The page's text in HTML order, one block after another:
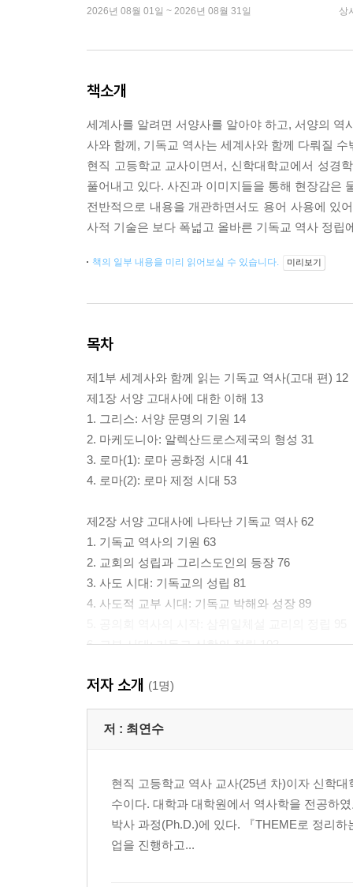
2026년 08월 01일 ~ 2026년 08월 31일 상
책소개
세계사를 알려면 서양사를 알아야 하고, 서양의
사와 함께, 기독교 역사는 세계사와 함께 다뤄질
현직 고등학교 교사이면서, 신학대학교에서 성경
풀어내고 있다. 사진과 이미지들을 통해 현장감은
전반적으로 내용을 개관하면서도 용어 사용에 있
사적 기술은 보다 폭넓고 올바른 기독교 역사 정립
책의 일부 내용을 미리 읽어보실 수 있습니다. 미리보기
목차
제1부 세계사와 함께 읽는 기독교 역사(고대 편) 12
제1장 서양 고대사에 대한 이해 13
1. 그리스: 서양 문명의 기원 14
2. 마케도니아: 알렉산드로스제국의 형성 31
3. 로마(1): 로마 공화정 시대 41
4. 로마(2): 로마 제정 시대 53
제2장 서양 고대사에 나타난 기독교 역사 62
1. 기독교 역사의 기원 63
2. 교회의 성립과 그리스도인의 등장 76
3. 사도 시대: 기독교의 성립 81
4. 사도적 교부 시대: 기독교 박해와 성장 89
6. 교부 시대: 기독교 신학의 정립 103
8. 교회 조직과 교황 제도의 성립 119
제2부 세계사와 함께 읽는 기독교 역사(중세 편)
2. 서유럽 문화권: 프랑크 왕국 132
3. 동유럽 문화권: 비잔티움제국 141
4. 이슬람 문화권: 이슬람제국의 성립과 발전 147
5. 중세 유럽 사회의 변화 164
저자 소개 (1명)
저 : 최연수
현직 고등학교 역사 교사(25년 차)이자 신학
수이다. 대학과 대학원에서 역사학을 전공하
박사 과정(Ph.D.)에 있다. 『THEME로 정리
업을 진행하고...